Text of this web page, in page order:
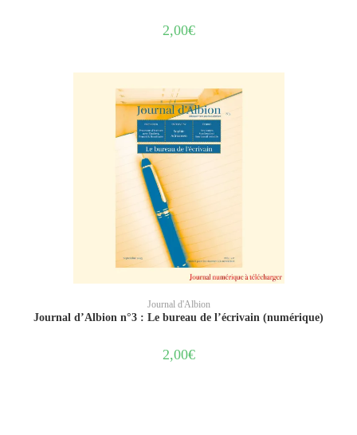
2,00€
AJOUTER AU PANIER
Journal d'Albion
Journal d’Albion n°3 : Le bureau de l’écrivain (numérique)
2,00€